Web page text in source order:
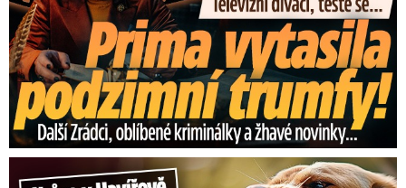
Hrůza v Havířově: Pes pokousal chlapečka (2) ve tváři!